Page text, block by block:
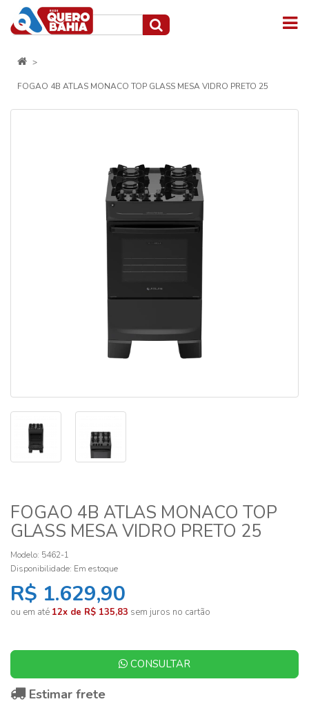
FOGAO 4B ATLAS MONACO TOP GLASS MESA VIDRO PRETO 25
FOGAO 4B ATLAS MONACO TOP
GLASS MESA VIDRO PRETO 25
Modelo: 5462-1
Disponibilidade: Em estoque
R$ 1.629,90
ou em até 12x de R$ 135,83 sem juros no cartão
CONSULTAR
Estimar frete